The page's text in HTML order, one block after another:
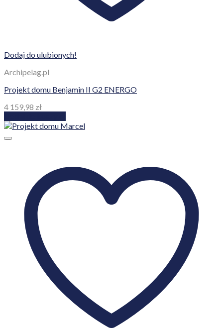
Dodaj do ulubionych!
Archipelag.pl
Projekt domu Benjamin II G2 ENERGO
4 159,98 zł